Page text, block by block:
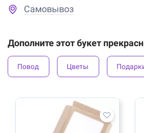
Самовывоз
Дополните этот букет
Повод Цветы